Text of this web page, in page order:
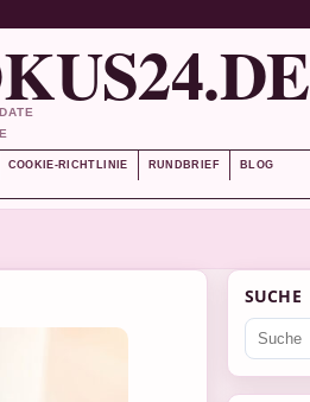
COOKIE-RICHTLINIE RUNDBRIEF BLOG
SUCHE